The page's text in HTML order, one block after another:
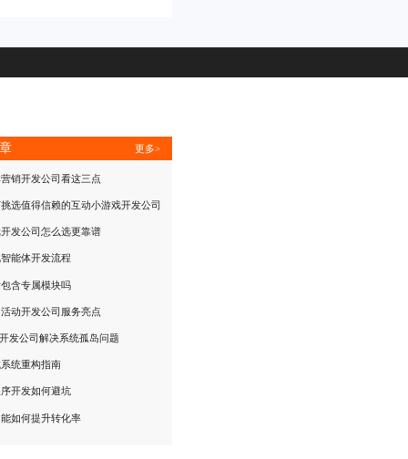
更多>
销开发公司看这三点
选值得信赖的互动小游戏开发公司
发公司怎么选更靠谱
能体开发流程
含专属模块吗
动开发公司服务亮点
发公司解决系统孤岛问题
统重构指南
开发如何避坑
如何提升转化率